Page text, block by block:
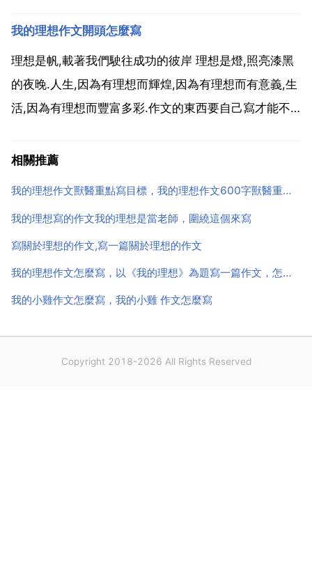
就是當一名辛勤的園丁 一名老師，一名光榮的人民教
師。老師像蠟燭，他們燃燒了自己，照亮了他人 老師像
園丁，...
我的理想作文開頭怎麼寫
理想是帆,載著我們駛往成功的彼岸 理想是燈,照亮漆黑
的夜晚.人生,因為有理想而輝煌,因為有理想而有意義,生
活,因為有理想而豐富多彩.作文的東西要自己寫才能不
提綱 如上 即使寫得不好,但是有框架就行了,老師就是想
相關推薦
我的理想作文獸醫重點寫目標，我的理想作文600字獸醫重點寫目標
我的理想寫的作文我的理想是當老師，圍繞這個來寫
寫關於理想的作文,寫一篇關於理想的作文
我的理想作文怎麼寫，以《我的理想》為題寫一篇作文，怎麼寫
我的小雞作文怎麼寫，我的小雞 作文怎麼寫
Copyright 2018-2026 All Rights Reserved